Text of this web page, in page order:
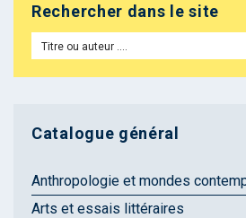
Rechercher dans le site
Catalogue général
Anthropologie et mondes
Arts et essais littéraires